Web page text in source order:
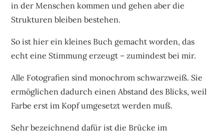
in der Menschen kommen und gehen aber die
Strukturen bleiben bestehen.
So ist hier ein kleines Buch gemacht worden, das
echt eine Stimmung erzeugt – zumindest bei mir.
Alle Fotografien sind monochrom schwarzweiß. Sie
ermöglichen dadurch einen Abstand des Blicks, weil
Farbe erst im Kopf umgesetzt werden muß.
Sehr bezeichnend dafür ist die Brücke im